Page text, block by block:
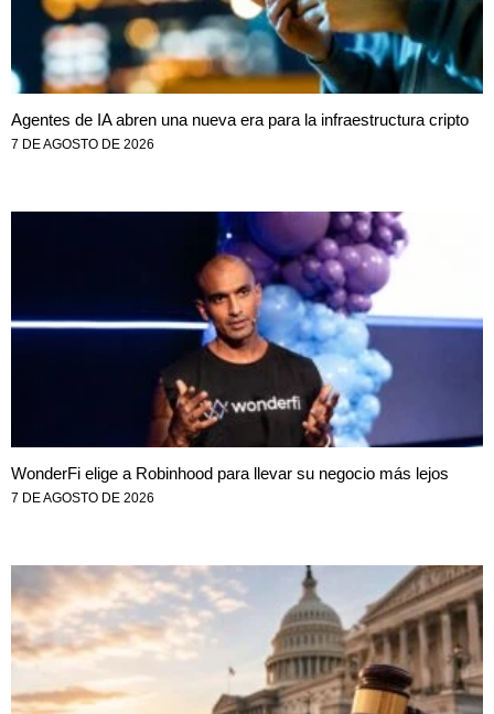
Agentes de IA abren una nueva era para la infraestructura cripto
7 DE AGOSTO DE 2026
WonderFi elige a Robinhood para llevar su negocio más lejos
7 DE AGOSTO DE 2026